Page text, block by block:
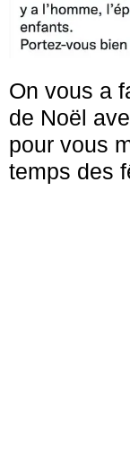
On vous a
de Noël
pour vous
temps des